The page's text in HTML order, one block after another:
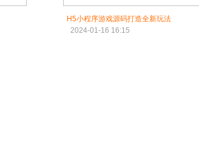
H5小程序游戏源码打造全新玩法
2024-01-16 16:15